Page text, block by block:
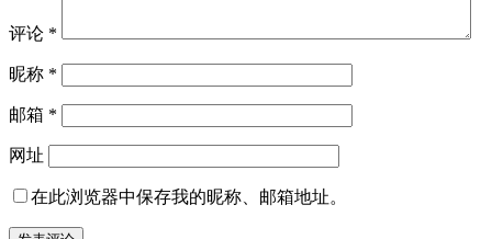
评论 *
昵称 *
邮箱 *
网址
在此浏览器中保存我的昵称、邮箱地址。